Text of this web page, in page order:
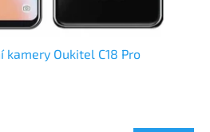
kamery Oukitel C18 Pro